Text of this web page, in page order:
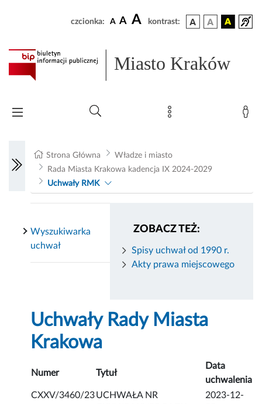
czcionka: A A A kontrast:
Miasto Kraków
Strona Główna
Władze i miasto
Rada Miasta Krakowa kadencja IX 2024-2029
Uchwały RMK
ZOBACZ TEŻ:
Spisy uchwał od 1990 r.
Akty prawa miejscowego
Wyszukiwarka
uchwał
Uchwały Rady Miasta
Krakowa
Numer Tytuł
Data
uchwalenia
CXXV/3460/23UCHWAŁA NR
2023-12-